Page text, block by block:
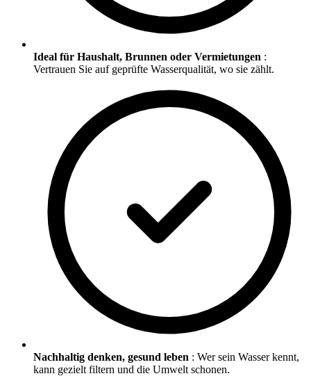
Ideal für Haushalt, Brunnen oder Vermietungen :
Vertrauen Sie auf geprüfte Wasserqualität, wo sie zählt.
Nachhaltig denken, gesund leben : Wer sein Wasser kennt,
kann gezielt filtern und die Umwelt schonen.